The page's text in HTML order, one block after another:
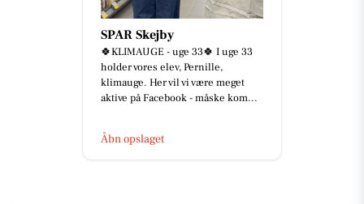
SPAR Skejby
🍀KLIMAUGE - uge 33🍀 I uge 33
holder vores elev, Pernille,
klimauge. Her vil vi være meget
aktive på Facebook - måske kom...
Åbn opslaget